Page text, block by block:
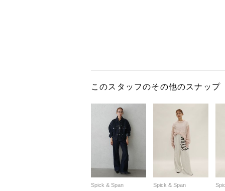
このスタッフのその他のスナップ
Spick & Span
Spick & Span